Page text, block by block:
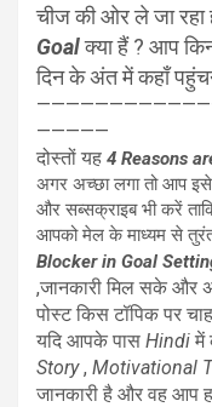
चीज की ओर ले जा रहा
Goalक्या हैं ? आप
दिन के अंत में कहाँ
—————
दोस्तों यह 4 Reasons
अगर अच्छा लगा तो आप
और सब्सक्राइब भी करें
आपको मेल के माध्यम से
Blocker in Goal
,जानकारी मिल सके और
पोस्ट किस टॉपिक पर
यदि आपके पास Hindi में
Story, Motivational
जानकारी है और वह आप